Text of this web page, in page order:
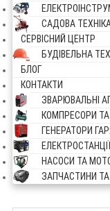
САДОВА
СЕРВІСНИЙ ЦЕНТР
БУДІВЕЛЬНА
БЛОГ
КОНТАКТИ
ЗВАРЮВАЛЬНІ
КОМПРЕСОРИ
ГЕНЕРАТОРИ
НАСОСИ ТА
ЗАПЧАСТИНИ